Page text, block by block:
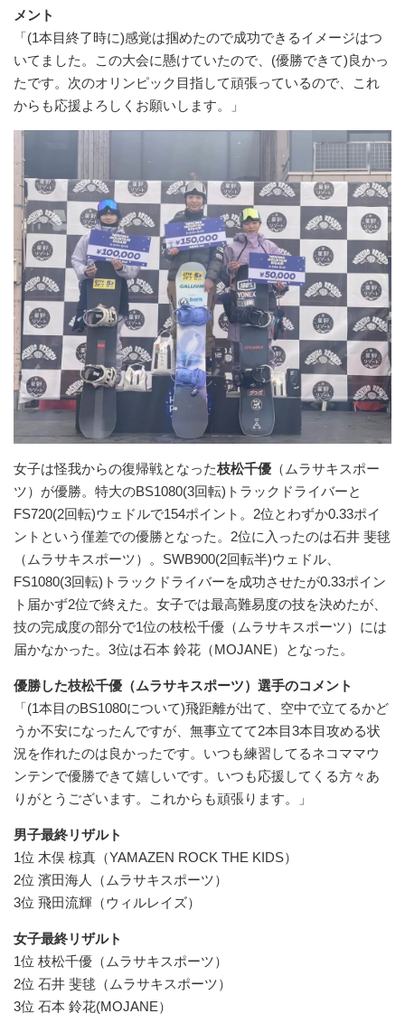
メント
「(1本目終了時に)感覚は掴めたので成功できるイメージはつ
いてました。この大会に懸けていたので、(優勝できて)良かっ
たです。次のオリンピック目指して頑張っているので、これ
からも応援よろしくお願いします。」
女子は怪我からの復帰戦となった枝松千優 （ムラサキスポー
ツ）が優勝。特大のBS1080(3回転)トラックドライバーと
FS720(2回転)ウェドルで154ポイント。2位とわずか0.33ポイ
ントという僅差での優勝となった。2位に入ったのは石井 斐毬
（ムラサキスポーツ）。SWB900(2回転半)ウェドル、
FS1080(3回転)トラックドライバーを成功させたが0.33ポイン
ト届かず2位で終えた。女子では最高難易度の技を決めたが、
技の完成度の部分で1位の枝松千優（ムラサキスポーツ）には
届かなかった。3位は石本 鈴花（MOJANE）となった。
優勝した枝松千優（ムラサキスポーツ）選手のコメント
「(1本目のBS1080について)飛距離が出て、空中で立てるかど
うか不安になったんですが、無事立てて2本目3本目攻める状
況を作れたのは良かったです。いつも練習してるネコママウ
ンテンで優勝できて嬉しいです。いつも応援してくる方々あ
りがとうございます。これからも頑張ります。」
男子最終リザルト
1位 木俣 椋真（YAMAZEN ROCK THE KIDS）
2位 濱田海人（ムラサキスポーツ）
3位 飛田流輝（ウィルレイズ）
女子最終リザルト
1位 枝松千優（ムラサキスポーツ）
2位 石井 斐毬（ムラサキスポーツ）
3位 石本 鈴花(MOJANE）